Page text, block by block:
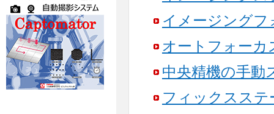
イメージングフ
オートフォーカ
中央精機の手動
フィックスステ